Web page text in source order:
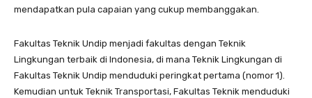
mendapatkan pula capaian yang cukup membanggakan.
Fakultas Teknik Undip menjadi fakultas dengan Teknik
Lingkungan terbaik di Indonesia, di mana Teknik Lingkungan di
Fakultas Teknik Undip menduduki peringkat pertama (nomor 1).
Kemudian untuk Teknik Transportasi, Fakultas Teknik menduduki